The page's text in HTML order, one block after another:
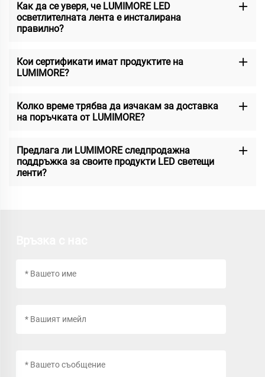
Как да се уверя, че LUMIMORE LED
осветлителната лента е инсталирана
правилно?
Кои сертификати имат продуктите на
LUMIMORE?
Колко време трябва да изчакам за доставка
на поръчката от LUMIMORE?
Предлага ли LUMIMORE следпродажна
поддръжка за своите продукти LED светещи
ленти?